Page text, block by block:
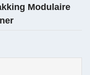
Modulaire